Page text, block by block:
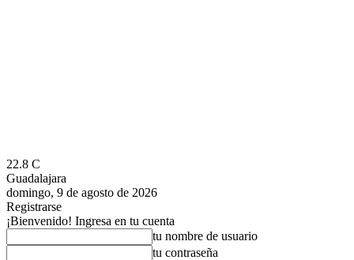
22.8 C
Guadalajara
domingo, 9 de agosto de 2026
Registrarse
¡Bienvenido! Ingresa en tu cuenta
tu nombre de usuario
tu contraseña